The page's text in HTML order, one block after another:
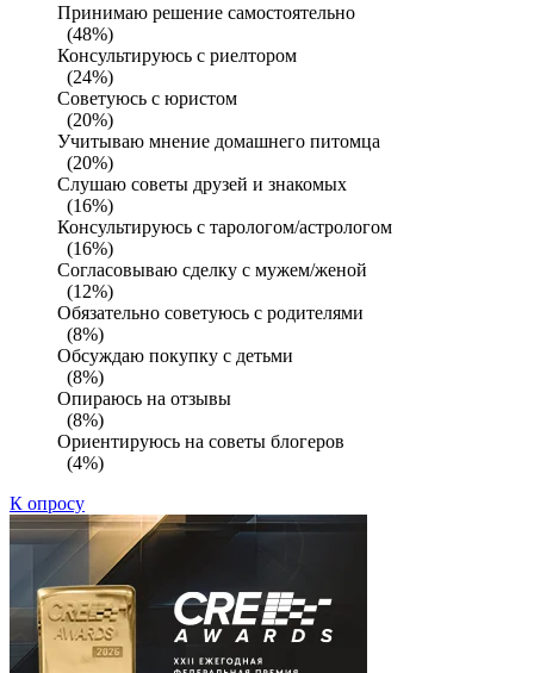
Принимаю решение самостоятельно
(48%)
Консультируюсь с риелтором
(24%)
Советуюсь с юристом
(20%)
Учитываю мнение домашнего питомца
(20%)
Слушаю советы друзей и знакомых
(16%)
Консультируюсь с тарологом/астрологом
(16%)
Согласовываю сделку с мужем/женой
(12%)
Обязательно советуюсь с родителями
(8%)
Обсуждаю покупку с детьми
(8%)
Опираюсь на отзывы
(8%)
Ориентируюсь на советы блогеров
(4%)
К опросу